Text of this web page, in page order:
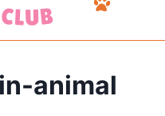
animal